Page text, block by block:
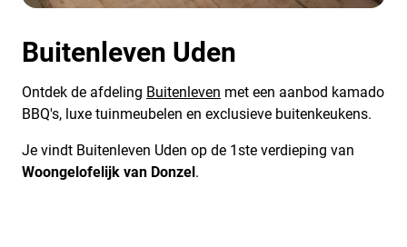
Buitenleven Uden
Ontdek de afdeling Buitenleven met een aanbod kamado
BBQ's, luxe tuinmeubelen en exclusieve buitenkeukens.
Je vindt Buitenleven Uden op de 1ste verdieping van
Woongelofelijk van Donzel .